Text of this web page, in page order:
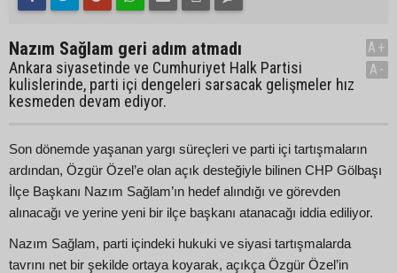
Nazım Sağlam geri adım atmadı
Ankara siyasetinde ve Cumhuriyet Halk Partisi
kulislerinde, parti içi dengeleri sarsacak gelişmeler hız
kesmeden devam ediyor.
A+
A-
Son dönemde yaşanan yargı süreçleri ve parti içi tartışmaların
ardından, Özgür Özel’e olan açık desteğiyle bilinen CHP Gölbaşı
İlçe Başkanı Nazım Sağlam’ın hedef alındığı ve görevden
alınacağı ve yerine yeni bir ilçe başkanı atanacağı iddia ediliyor.
Nazım Sağlam, parti içindeki hukuki ve siyasi tartışmalarda
tavrını net bir şekilde ortaya koyarak, açıkça Özgür Özel’in